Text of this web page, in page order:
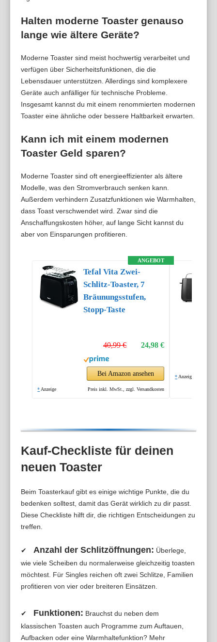
Halten moderne Toaster genauso
lange wie ältere Geräte?
Moderne Toaster sind meist hochwertig verarbeitet und
verfügen über Sicherheitsfunktionen, die die
Lebensdauer unterstützen. Allerdings sind komplexere
Geräte auch anfälliger für technische Probleme.
Insgesamt kannst du mit einem renommierten modernen
Toaster eine ähnliche oder bessere Haltbarkeit erwarten.
Kann ich mit einem modernen
Toaster Geld sparen?
Moderne Toaster sind oft energieeffizienter als ältere
Modelle, was den Stromverbrauch senken kann.
Außerdem verhindern Zusatzfunktionen wie Warmhalten,
dass Toast verschwendet wird. Zwar sind die
Anschaffungskosten höher, auf lange Sicht kannst du
aber von Einsparungen profitieren.
ANGEBOT
Tefal Vita Zwei-
Schlitz-Toaster, 7
Bräunungsstufen,
Stopp-Taste
24,98 €
40,99 €
Bei Amazon ansehen
* Anzeige Preis inkl. MwSt., zzgl. Versandkosten
* Anzeige
Kauf-Checkliste für deinen
neuen Toaster
Beim Toasterkauf gibt es einige wichtige Punkte, die du
bedenken solltest, damit das Gerät wirklich zu dir passt.
Diese Checkliste hilft dir, die richtigen Entscheidungen zu
treffen.
✔ Anzahl der Schlitzöffnungen: Überlege,
wie viele Scheiben du normalerweise gleichzeitig toasten
möchtest. Für Singles reichen oft zwei Schlitze, Familien
profitieren von vier oder breiteren Einsätzen.
✔ Funktionen: Brauchst du neben dem
klassischen Toasten auch Programme zum Auftauen,
Aufbacken oder eine Warmhaltefunktion? Mehr